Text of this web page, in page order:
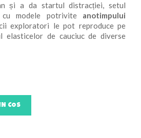
și a da startul distracției, setul
modele potrivite anotimpului
exploratori le pot reproduce pe
elasticelor de cauciuc de diverse
COS